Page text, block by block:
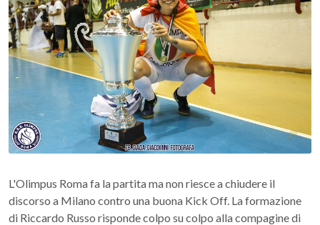
L'Olimpus Roma fa la partita ma non riesce a chiudere il
discorso a Milano contro una buona Kick Off. La formazione
di Riccardo Russo risponde colpo su colpo alla compagine di